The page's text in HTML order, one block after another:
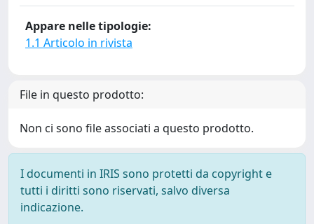
Appare nelle tipologie:
1.1 Articolo in rivista
File in questo prodotto:
Non ci sono file associati a questo prodotto.
I documenti in IRIS sono protetti da copyright e
tutti i diritti sono riservati, salvo diversa
indicazione.